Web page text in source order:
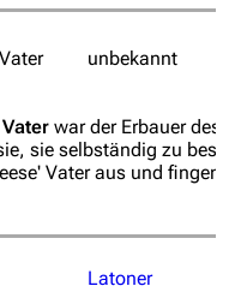
unbekannt
war der Erbauer des
sie selbständig zu
Vater aus und fingen
Latoner